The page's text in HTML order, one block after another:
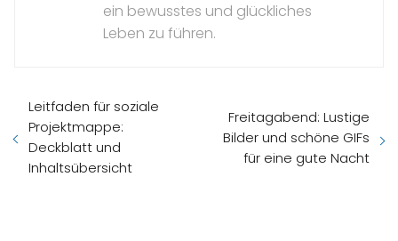
ein bewusstes und glückliches
Leben zu führen.
Leitfaden für soziale
Projektmappe:
Deckblatt und
Inhaltsübersicht
Freitagabend: Lustige
Bilder und schöne GIFs
für eine gute Nacht